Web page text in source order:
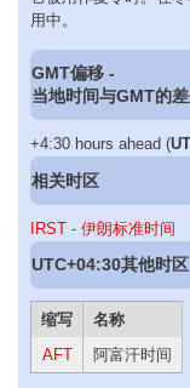
用中。
GMT偏移 -
当地时间与GMT的差
+4:30 hours ahead (
相关时区
IRST - 伊朗标准时间
UTC+04:30其他时区
缩写
名称
AFT
阿富汗时间